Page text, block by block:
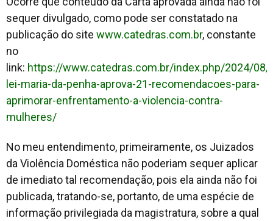
sequer divulgado, como pode ser constatado na
publicação do site www.catedras.com.br, constante
no
link: https://www.catedras.com.br/index.php/2024/08/
lei-maria-da-penha-aprova-21-recomendacoes-para-
aprimorar-enfrentamento-a-violencia-contra-
mulheres/
No meu entendimento, primeiramente, os Juizados
da Violência Doméstica não poderiam sequer aplicar
de imediato tal recomendação, pois ela ainda não foi
publicada, tratando-se, portanto, de uma espécie de
informação privilegiada da magistratura, sobre a qual